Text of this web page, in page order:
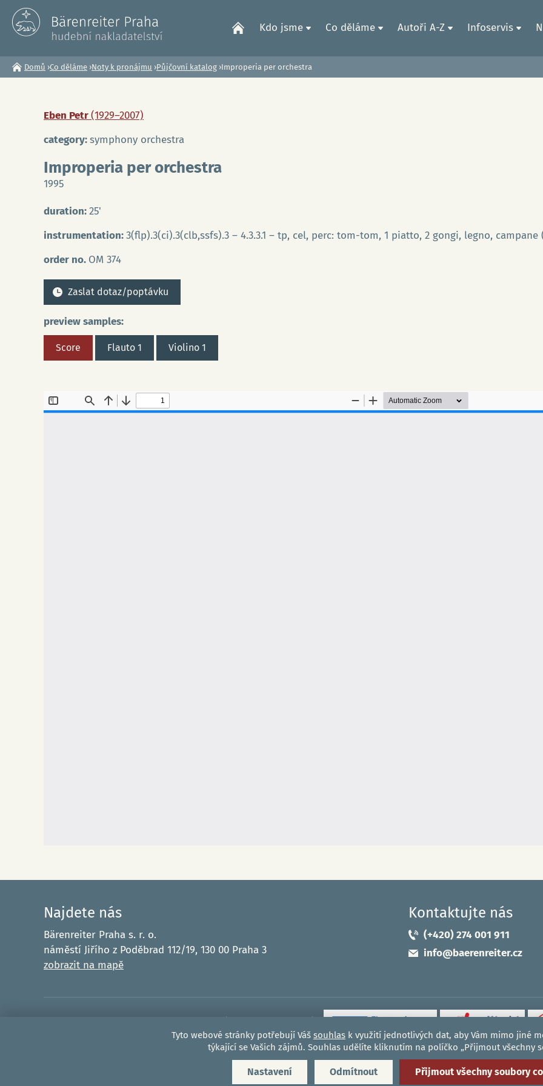
Kdo jsme Co děláme Autoři A-Z Infoservis
Domů ›Co děláme ›Noty k pronájmu ›Půjčovní katalog ›Improperia per orchestra
Eben Petr(1929–2007)
category:symphony orchestra
Improperia per orchestra
1995
duration:25'
instrumentation:3(flp).3(ci).3(clb,ssfs).3 – 4.3.3.1 – tp, cel, perc: tom-tom, 1 piatto, 2 gongi, legno, campane
order no. OM 374
Zaslat dotaz/poptávku
preview samples:
Score Flauto 1 Violino 1
Najdete nás
Bärenreiter Praha s. r. o.
náměstí Jiřího z Poděbrad 112/19, 130 00 Praha 3
zobrazit na mapě
Kontaktujte nás
(+420) 274 001 911
info@baerenreiter.cz
Tyto webové stránky potřebují Váš souhlas k využití jednotlivých dat, aby Vám mimo jiné
týkající se Vašich zájmů. Souhlas udělíte kliknutím na políčko „Přijmout všechny
Nastavení Odmítnout Přijmout všechny soubory
– Next Generation EU
Podmínky ochrany osobních údajů Mapa